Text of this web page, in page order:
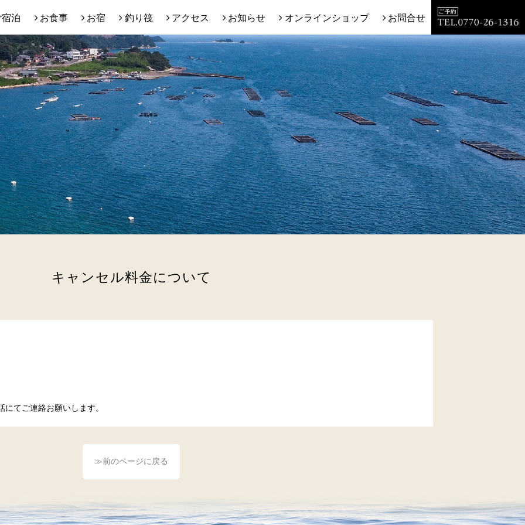
宿泊 お食事 お宿 釣り筏 アクセス お知らせ オンラインショップ お問合せ
キャンセル料金について
てご連絡お願いします。
≫前のページに戻る